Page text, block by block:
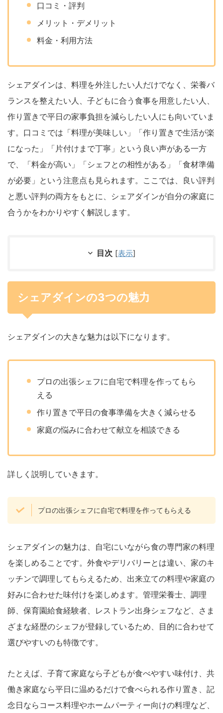
口コミ・評判
メリット・デメリット
料金・利用方法
シェアダインは、料理を外注したい人だけでなく、栄養バ
ランスを整えたい人、子どもに合う食事を用意したい人、
作り置きで平日の家事負担を減らしたい人にも向いていま
す。口コミでは「料理が美味しい」「作り置きで生活が楽
になった」「片付けまで丁寧」という良い声がある一方
で、「料金が高い」「シェフとの相性がある」「食材準備
が必要」という注意点も見られます。ここでは、良い評判
と悪い評判の両方をもとに、シェアダインが自分の家庭に
合うかをわかりやすく解説します。
目次 [表示]
シェアダインの3つの魅力
シェアダインの大きな魅力は以下になります。
プロの出張シェフに自宅で料理を作ってもら
える
作り置きで平日の食事準備を大きく減らせる
家庭の悩みに合わせて献立を相談できる
詳しく説明していきます。
プロの出張シェフに自宅で料理を作ってもらえる
シェアダインの魅力は、自宅にいながら食の専門家の料理
を楽しめることです。外食やデリバリーとは違い、家のキ
ッチンで調理してもらえるため、出来立ての料理や家庭の
好みに合わせた味付けを楽しめます。管理栄養士、調理
師、保育園給食経験者、レストラン出身シェフなど、さま
ざまな経歴のシェフが登録しているため、目的に合わせて
選びやすいのも特徴です。
たとえば、子育て家庭なら子どもが食べやすい味付け、共
働き家庭なら平日に温めるだけで食べられる作り置き、記
念日ならコース料理やホームパーティー向けの料理など、